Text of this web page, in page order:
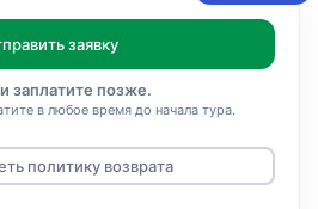
заявку
заплатите позже.
в любое время до начала тура.
политику возврата